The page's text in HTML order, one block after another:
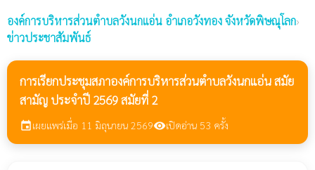
องค์การบริหารส่วนตำบลวังนกแอ่น อำเภอวังทอง จังหวัดพิษณุโลก›
ข่าวประชาสัมพันธ์
การเรียกประชุมสภาองค์การบริหารส่วนตำบลวังนกแอ่น สมัย
สามัญ ประจำปี 2569 สมัยที่ 2
eventเผยแพร่เมื่อ 11 มิถุนายน 2569visibilityเปิดอ่าน 53 ครั้ง